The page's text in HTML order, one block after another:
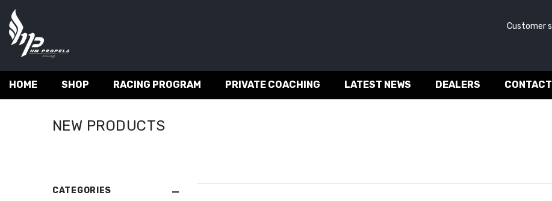
SKIP TO CONTENT
Customer
HOME SHOP RACING PROGRAM PRIVATE COACHING LATEST NEWS DEALERS CONTACT
NEW PRODUCTS
CATEGORIES